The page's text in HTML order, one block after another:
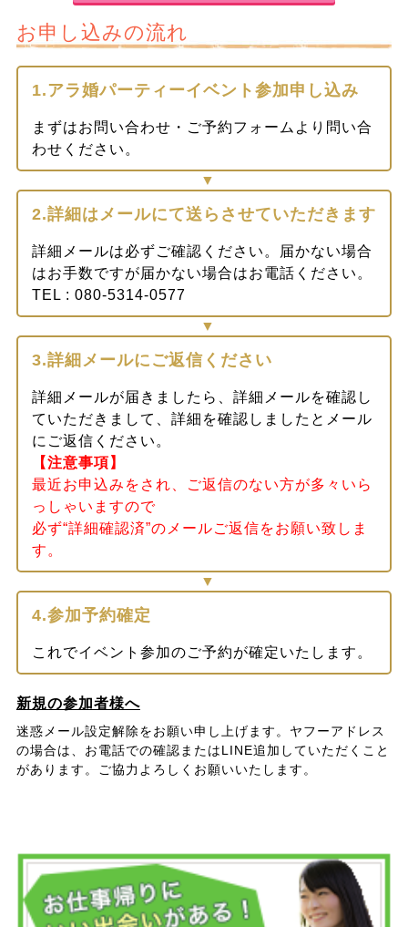
お申し込みの流れ
1.アラ婚パーティーイベント参加申し込み
まずはお問い合わせ・ご予約フォームより問い合
わせください。
2.詳細はメールにて送らさせていただきます
詳細メールは必ずご確認ください。届かない場合
はお手数ですが届かない場合はお電話ください。
TEL : 080-5314-0577
3.詳細メールにご返信ください
詳細メールが届きましたら、詳細メールを確認し
ていただきまして、詳細を確認しましたとメール
にご返信ください。
【注意事項】
最近お申込みをされ、ご返信のない方が多々いら
っしゃいますので
必ず“詳細確認済”のメールご返信をお願い致しま
す。
4.参加予約確定
これでイベント参加のご予約が確定いたします。
新規の参加者様へ
迷惑メール設定解除をお願い申し上げます。ヤフーアドレス
の場合は、お電話での確認またはLINE追加していただくこと
があります。ご協力よろしくお願いいたします。